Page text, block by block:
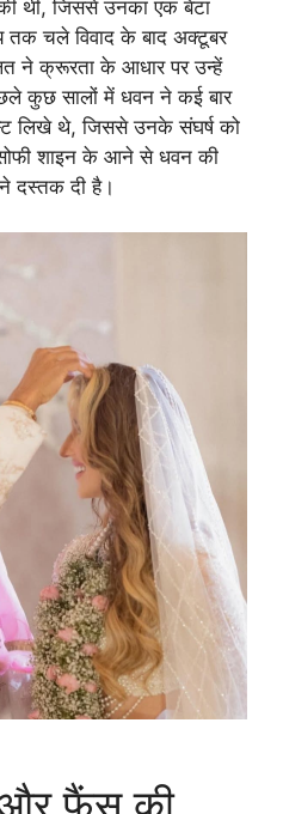
थी, जिससे उनका एक बेटा
तक चले विवाद के बाद अक्टूबर
ने क्रूरता के आधार पर उन्हें
कुछ सालों में धवन ने कई बार
लिखे थे, जिससे उनके संघर्ष को
शाइन के आने से धवन की
दस्तक दी है।